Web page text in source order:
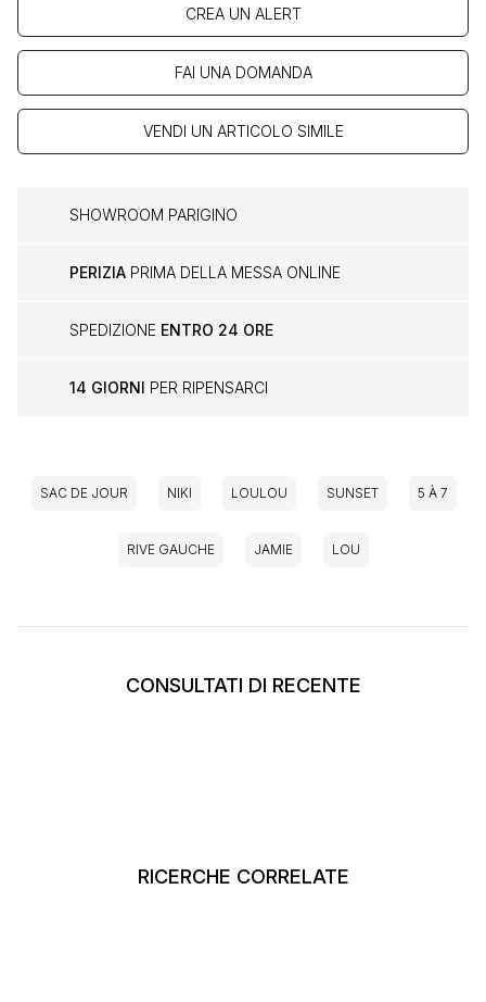
CREA UN ALERT
FAI UNA DOMANDA
VENDI UN ARTICOLO SIMILE
SHOWROOM PARIGINO
PERIZIA PRIMA DELLA MESSA ONLINE
SPEDIZIONE ENTRO 24 ORE
14 GIORNI PER RIPENSARCI
SAC DE JOUR NIKI LOULOU SUNSET 5 À 7
RIVE GAUCHE JAMIE LOU
CONSULTATI DI RECENTE
RICERCHE CORRELATE